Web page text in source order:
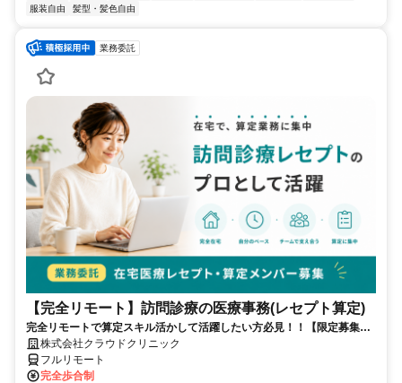
服装自由
髪型・髪色自由
業務委託
【完全リモート】訪問診療の医療事務(レセプト算定)
完全リモートで算定スキル活かして活躍したい方必見！！【限定募集】
完全リモート｜在宅医療レセプト算定（成果報酬型／業務委託）
株式会社クラウドクリニック
フルリモート
完全歩合制